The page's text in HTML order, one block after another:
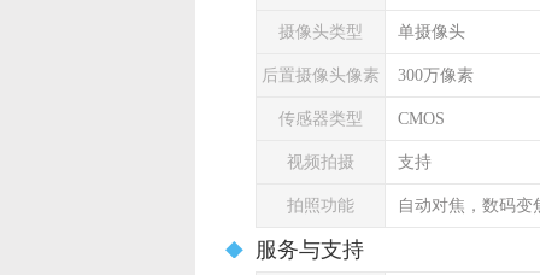
摄像头类型 单摄像头
后置摄像头像素 300万像素
传感器类型 CMOS
视频拍摄 支持
拍照功能 自动对焦，数码变
服务与支持